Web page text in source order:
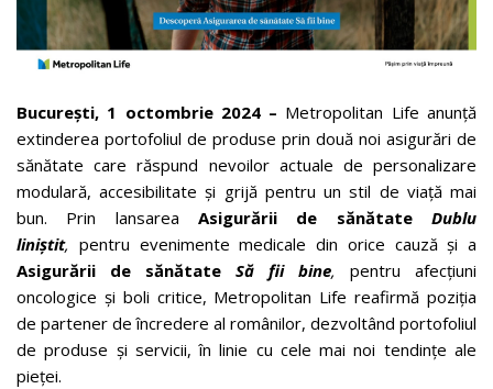
București, 1 octombrie 2024 – Metropolitan Life anunță
extinderea portofoliul de produse prin două noi asigurări de
sănătate care răspund nevoilor actuale de personalizare
modulară, accesibilitate și grijă pentru un stil de viață mai
bun. Prin lansarea Asigurării de sănătate Dublu
liniștit, pentru evenimente medicale din orice cauză și a
Asigurării de sănătate Să fii bine, pentru afecțiuni
oncologice și boli critice, Metropolitan Life reafirmă poziția
de partener de încredere al românilor, dezvoltând portofoliul
de produse și servicii, în linie cu cele mai noi tendințe ale
pieței.